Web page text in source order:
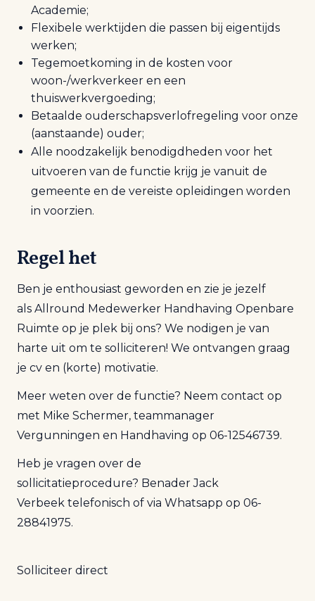
Academie;
Flexibele werktijden die passen bij eigentijds
werken;
Tegemoetkoming in de kosten voor
woon-/werkverkeer en een
thuiswerkvergoeding;
Betaalde ouderschapsverlofregeling voor onze
(aanstaande) ouder;
Alle noodzakelijk benodigdheden voor het
uitvoeren van de functie krijg je vanuit de
gemeente en de vereiste opleidingen worden
in voorzien.
Regel het
Ben je enthousiast geworden en zie je jezelf
a ls Allround Medewerker Handhaving Openbare
Ruimte op je plek bij ons? We nodigen je van
harte uit om te solliciteren! We ontvangen graag
je cv en (korte) motivatie.
Meer weten over de functie? Neem contact op
met Mike Schermer, teammanager
Vergunningen en Handhaving op 06-12546739.
Heb je vragen over de
sollicitatieprocedure? Benader Jack
Verbeek telefonisch of via Whatsapp op 06-
28841975.
Solliciteer direct